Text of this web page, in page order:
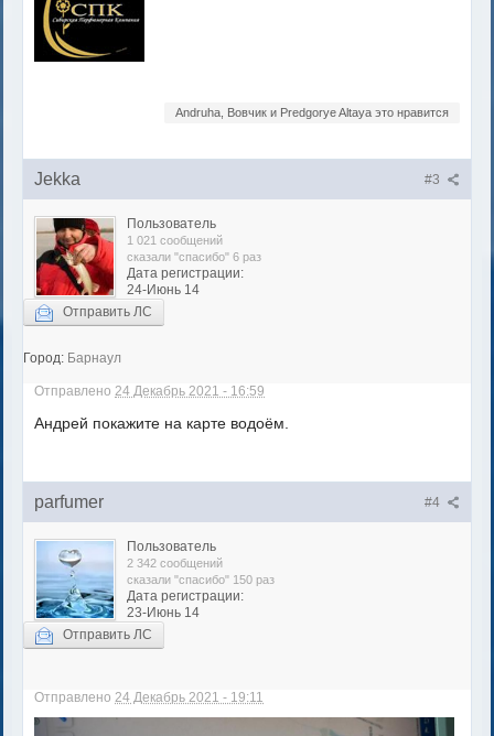
Andruha, Вовчик и Predgorye Altaya это нравится
#3
Jekka
Пользователь
1 021 сообщений
сказали "спасибо" 6 раз
Дата регистрации:
24-Июнь 14
Отправить ЛС
Город: Барнаул
Отправлено 24 Декабрь 2021 - 16:59
Андрей покажите на карте водоём.
#4
parfumer
Пользователь
2 342 сообщений
сказали "спасибо" 150 раз
Дата регистрации:
23-Июнь 14
Отправить ЛС
Отправлено 24 Декабрь 2021 - 19:11